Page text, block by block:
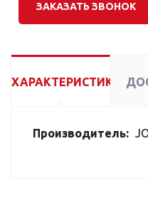
ЗАКАЗАТЬ ЗВОНОК
ХАРАКТЕРИСТИКИ
Производитель: